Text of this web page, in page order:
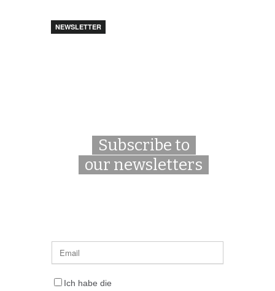
NEWSLETTER
Subscribe to
our newsletters
Ich habe die